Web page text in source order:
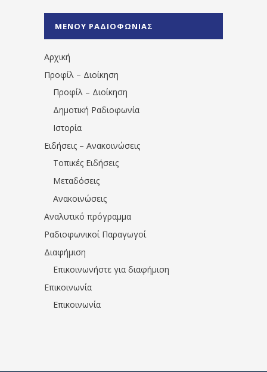
1531194763766854/" artist="" ]
ΜΕΝΟΥ ΡΑΔΙΟΦΩΝΙΑΣ
Αρχική
Προφίλ – Διοίκηση
Προφίλ – Διοίκηση
Δημοτική Ραδιοφωνία
Ιστορία
Ειδήσεις – Ανακοινώσεις
Τοπικές Ειδήσεις
Μεταδόσεις
Ανακοινώσεις
Αναλυτικό πρόγραμμα
Ραδιοφωνικοί Παραγωγοί
Διαφήμιση
Επικοινωνήστε για διαφήμιση
Επικοινωνία
Επικοινωνία